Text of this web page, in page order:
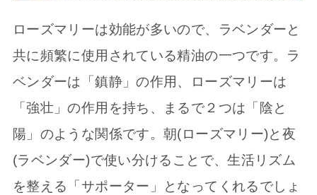
ローズマリーは効能が多いので、ラベンダーと
共に頻繁に使用されている精油の一つです。ラ
ベンダーは「鎮静」の作用、ローズマリーは
「強壮」の作用を持ち、まるで２つは「陰と
陽」のような関係です。朝(ローズマリー)と夜
(ラベンダー)で使い分けることで、生活リズム
を整える「サポーター」となってくれるでしょ